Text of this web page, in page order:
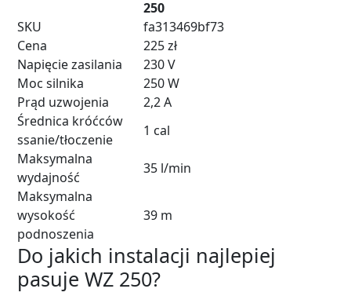
250
SKU
fa313469bf73
Cena
225 zł
Napięcie zasilania
230 V
Moc silnika
250 W
Prąd uzwojenia
2,2 A
Średnica króćców
ssanie/tłoczenie
1 cal
Maksymalna
wydajność
35 l/min
Maksymalna
wysokość
podnoszenia
39 m
Do jakich instalacji najlepiej
pasuje WZ 250?